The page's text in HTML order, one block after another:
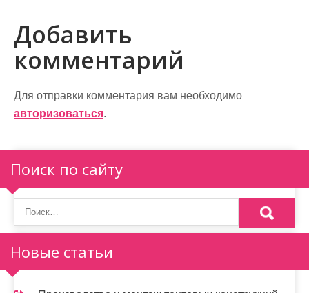
а
ц
и
я
о
з
а
п
и
Добавить
комментарий
Для отправки комментария вам необходимо
авторизоваться.
Поиск по сайту
Новые статьи